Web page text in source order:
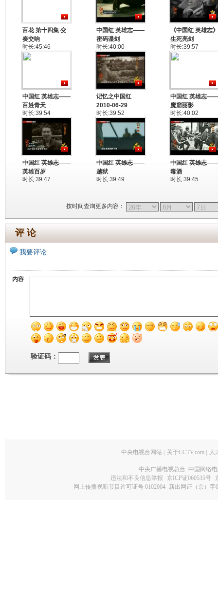
百花 第十四集 变
奏交响
时长:45:46
中国红 英雄志——
密码谍剑
时长:40:00
《中国红 英雄志》
生死亮剑
时长:39:57
中国红 英雄志——
百姓青天
时长:39:54
记忆之中国红
2010-06-29
时长:39:52
中国红 英雄志——
魔窟丽影
时长:40:02
中国红 英雄志——
英雄百岁
时长:39:47
中国红 英雄志——
越狱
时长:39:49
中国红 英雄志——
毒酒
时长:39:45
按时间查询更多内容：
评 论
我要评论
内容
验证码：
中央电视台网站 关于CCTV.com 人
中央广播电视总台 中国网络
违法和不良信息举报
京ICP证060535号
网上传播视听节目许可证号 0102004 新出网证（京）